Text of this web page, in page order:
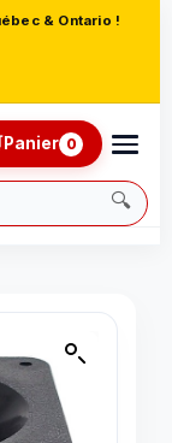
& Ontario !
🔍
Panier 0